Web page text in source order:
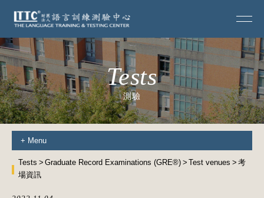
Tests
測驗
+ Menu
Tests Graduate Record Examinations (GRE®) Test venues
考
場資訊